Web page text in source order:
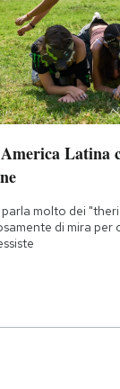
Latina
parla molto dei
di mira per